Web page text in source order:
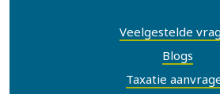
Veelgestelde
Blogs
Taxatie